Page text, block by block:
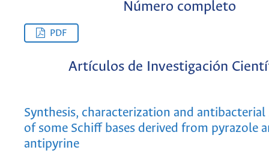
Número completo
PDF
Artículos de Investigación
Synthesis, characterization and antibacterial
of some Schiff bases derived from pyrazole
antipyrine